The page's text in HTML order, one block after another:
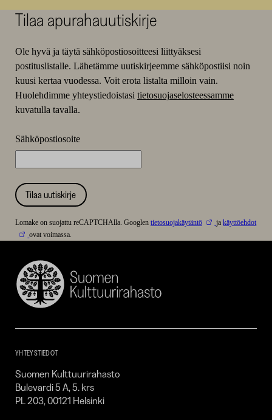
Tilaa apurahauutiskirje
Ole hyvä ja täytä sähköpostiosoitteesi liittyäksesi
postituslistalle. Lähetämme uutiskirjeemme sähköpostiisi noin
kuusi kertaa vuodessa. Voit erota listalta milloin vain.
Huolehdimme yhteystiedoistasi tietosuojaselosteessamme
kuvatulla tavalla.
Sähköpostiosoite
Tilaa uutiskirje
Lomake on suojattu reCAPTCHAlla. Googlen tietosuojakäytäntö jakäyttöehdot
ovat voimassa.
Suomen
Kulttuurirahasto
YHTEYSTIEDOT
Suomen Kulttuurirahasto
Bulevardi 5 A, 5. krs
PL 203, 00121 Helsinki